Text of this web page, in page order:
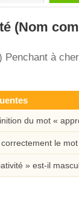
(Nom
Penchant à
du mot «
le
» est-il